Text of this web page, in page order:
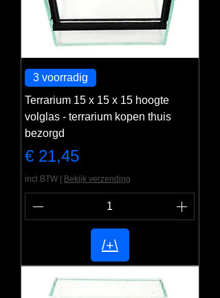
3 voorradig
Terrarium 15 x 15 x 15 hoogte
volglas - terrarium kopen thuis
bezorgd
Prijs
€ 21,45
incl.BTW Bekijk verzending
/+\